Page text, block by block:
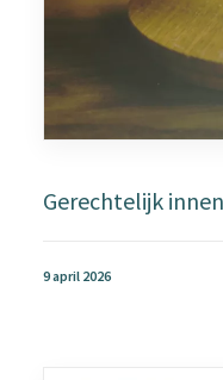
Gerechtelijk
9 april 2026